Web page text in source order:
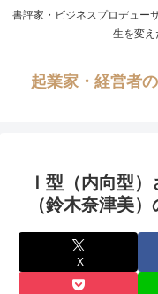
書評家・ビジネスプロデュー
生を変え
起業家・経営者
Ｉ型（内向型
（鈴木奈津美
X